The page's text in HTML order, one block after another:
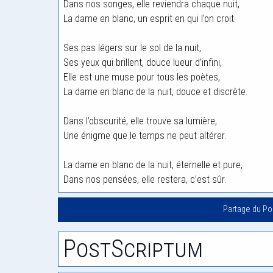
Dans nos songes, elle reviendra chaque nuit,
La dame en blanc, un esprit en qui l’on croit.
Ses pas légers sur le sol de la nuit,
Ses yeux qui brillent, douce lueur d’infini,
Elle est une muse pour tous les poètes,
La dame en blanc de la nuit, douce et discrète.
Dans l’obscurité, elle trouve sa lumière,
Une énigme que le temps ne peut altérer.
La dame en blanc de la nuit, éternelle et pure,
Dans nos pensées, elle restera, c’est sûr.
Partage du
PostScriptum